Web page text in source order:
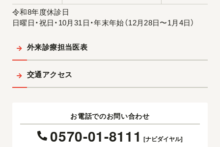
令和8年度休診日
日曜日・祝日・10月31日・年末年始（12月28日〜1月4日）
外来診療担当医表
交通アクセス
お電話でのお問い合わせ
0570-01-8111 [ナビダイヤル]